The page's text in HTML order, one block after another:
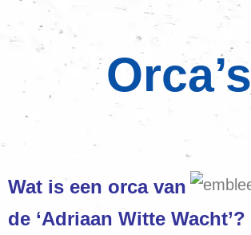
Orca’s
Wat is een orca van
de ‘Adriaan Witte Wacht’?